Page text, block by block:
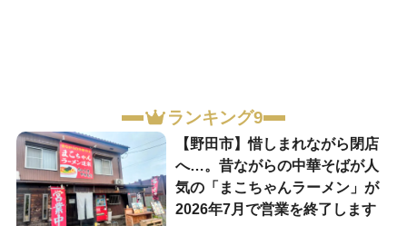
ランキング9
【野田市】惜しまれながら閉店
へ…。昔ながらの中華そばが人
気の「まこちゃんラーメン」が
2026年7月で営業を終了します